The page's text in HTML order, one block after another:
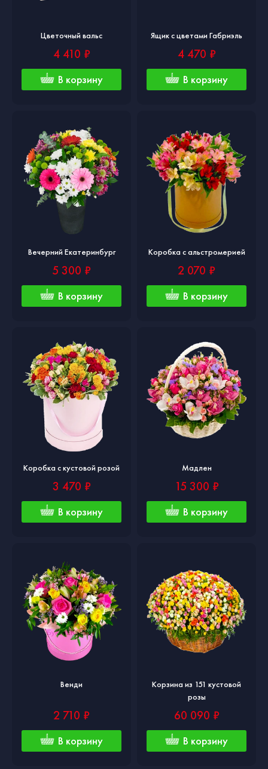
Цветочный вальс
4 410 ₽
В корзину
Ящик с цветами Габриэль
4 470 ₽
В корзину
Вечерний Екатеринбург
5 300 ₽
В корзину
Коробка с альстромерией
2 070 ₽
В корзину
Коробка с кустовой розой
3 470 ₽
В корзину
Мадлен
15 300 ₽
В корзину
Венди
2 710 ₽
В корзину
Корзина из 151 кустовой
розы
60 090 ₽
В корзину